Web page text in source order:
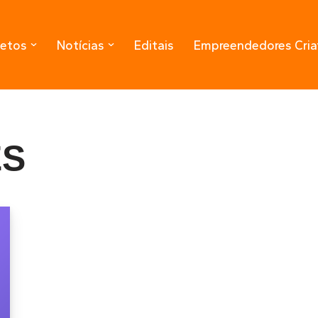
Notícias Editais Empreendedores